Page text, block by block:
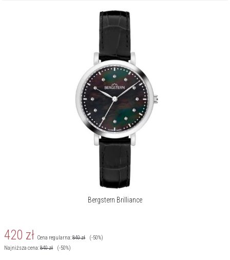
Bergstern Brilliance
420 zł Cena regularna:840zł
(-50%)
Najniższa cena:840zł (-50%)